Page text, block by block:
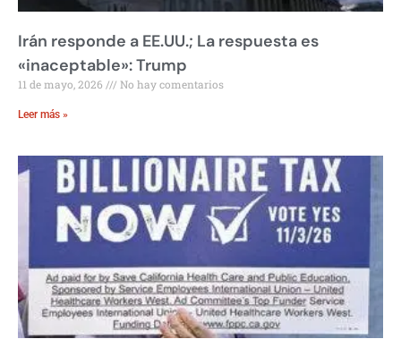
Irán responde a EE.UU.; La respuesta es
«inaceptable»: Trump
11 de mayo, 2026 No hay comentarios
Leer más »